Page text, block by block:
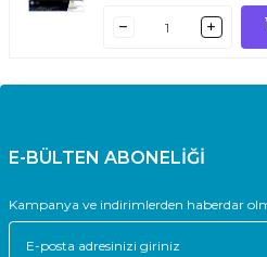
E-BÜLTEN ABONELİĞİ
Kampanya ve indirimlerden haberdar